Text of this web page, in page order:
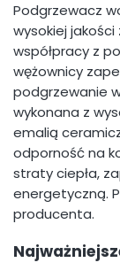
Podgrzewacz
wysokiej
współpracy z
wężownicy
podgrzewanie
wykonana z
emalią
odporność na
straty ciepła,
energetyczną.
producenta.